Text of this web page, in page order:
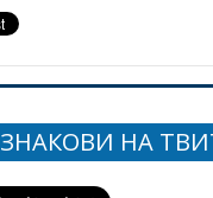
ЗНАКОВИ НА